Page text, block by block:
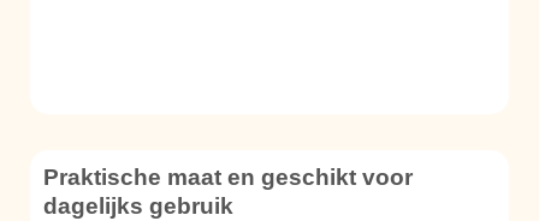
Praktische maat en geschikt voor
dagelijks gebruik